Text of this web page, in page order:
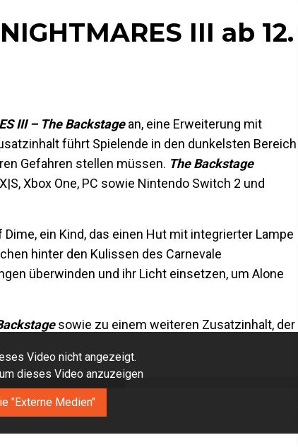
III ab 12.
III – The Backstagean, eine Erweiterung mit
führt Spielende in den dunkelsten Bereich
Gefahren stellen müssen. The Backstage
Xbox One, PC sowie Nintendo Switch 2 und
ein Kind, das einen Hut mit integrierter Lampe
hinter den Kulissen des Carnevale
überwinden und ihr Licht einsetzen, um Alone
sowie zu einem weiteren Zusatzinhalt, der
Video nicht angezeigt.
dieses Video anzuzeigen
"Externe Medien"